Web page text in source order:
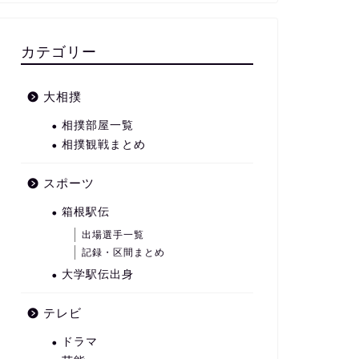
カテゴリー
大相撲
相撲部屋一覧
相撲観戦まとめ
スポーツ
箱根駅伝
出場選手一覧
記録・区間まとめ
大学駅伝出身
テレビ
ドラマ